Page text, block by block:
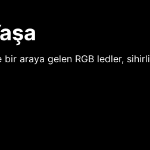
bir araya gelen RGB ledler, sihirli